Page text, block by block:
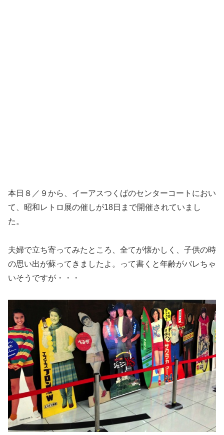
本日８／９から、イーアスつくばのセンターコートにおい
て、昭和レトロ展の催しが18日まで開催されていまし
た。
夫婦で立ち寄ってみたところ、全てが懐かしく、子供の時
の思い出が蘇ってきましたよ。って書くと年齢がバレちゃ
いそうですが・・・